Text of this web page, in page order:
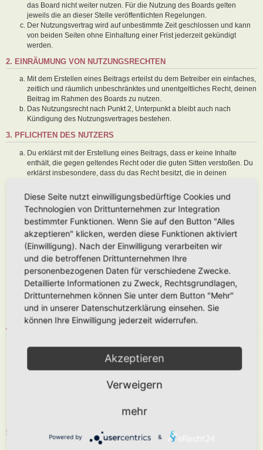
das Board nicht weiter nutzen. Für die Nutzung des Boards gelten
jeweils die an dieser Stelle veröffentlichten Regelungen.
Der Nutzungsvertrag wird auf unbestimmte Zeit geschlossen und kann
von beiden Seiten ohne Einhaltung einer Frist jederzeit gekündigt
werden.
2. EINRÄUMUNG VON NUTZUNGSRECHTEN
Mit dem Erstellen eines Beitrags erteilst du dem Betreiber ein einfaches,
zeitlich und räumlich unbeschränktes und unentgeltliches Recht, deinen
Beitrag im Rahmen des Boards zu nutzen.
Das Nutzungsrecht nach Punkt 2, Unterpunkt a bleibt auch nach
Kündigung des Nutzungsvertrages bestehen.
3. PFLICHTEN DES NUTZERS
Du erklärst mit der Erstellung eines Beitrags, dass er keine Inhalte
enthält, die gegen geltendes Recht oder die guten Sitten verstoßen. Du
erklärst insbesondere, dass du das Recht besitzt, die in deinen
Der Betreiber des Boards übt das Hausrecht aus. Bei Verstößen gegen
diese Nutzungsbedingungen oder anderer im Board veröffentlichten
Regeln kann der Betreiber dich nach Abmahnung zeitweise oder
dauerhaft von der Nutzung dieses Boards ausschließen und dir ein
Hausverbot erteilen.
Du nimmst zur Kenntnis, dass der Betreiber keine Verantwortung für die
Inhalte von Beiträgen übernimmt, die er nicht selbst erstellt hat oder die
er nicht zur Kenntnis genommen hat. Du gestattest dem Betreiber, dein
Benutzerkonto, Beiträge und Funktionen jederzeit zu löschen oder zu
sperren.
Du gestattest dem Betreiber darüber hinaus, deine Beiträge
abzuändern, sofern sie gegen o. g. Regeln verstoßen oder geeignet
sind, dem Betreiber oder einem Dritten Schaden zuzufügen.
4. GENERAL PUBLIC LICENSE
Du nimmst zur Kenntnis, dass es sich bei phpBB um eine unter der „
GNU General Public License v2“ (GPL) bereitgestellten Foren-Software
von phpBB Limited (
www.phpbb.com
zur Verfügung gestellt. Beide haben keinen Einfluss auf
insbesondere die Verwendung der Software für bestimmte Zwecke nicht
untersagen oder auf Inhalte fremder Foren Einfluss nehmen.
5. GEWÄHRLEISTUNG
Diese Seite nutzt einwilligungsbedürftige Cookies und
Technologien von Drittunternehmen zur Integration
bestimmter Funktionen. Wenn Sie auf den Button "Alles
akzeptieren" klicken, werden diese Funktionen aktiviert
(Einwilligung). Nach der Einwilligung verarbeiten wir
und die betroffenen Drittunternehmen Ihre
personenbezogenen Daten für verschiedene Zwecke.
Detaillierte Informationen zu Zweck, Rechtsgrundlagen,
Drittunternehmen können Sie unter dem Button "Mehr"
und in unserer Datenschutzerklärung einsehen. Sie
können Ihre Einwilligung jederzeit widerrufen.
Akzeptieren
Verweigern
mehr
Powered by &